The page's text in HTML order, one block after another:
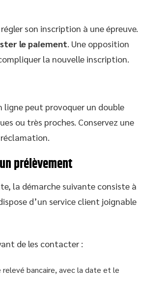
son inscription à une épreuve.
le paiement. Une opposition
la nouvelle inscription.
ligne peut provoquer un double
ou très proches. Conservez une
prélèvement
la démarche suivante consiste à
d’un service client joignable
de les contacter :
bancaire, avec la date et le